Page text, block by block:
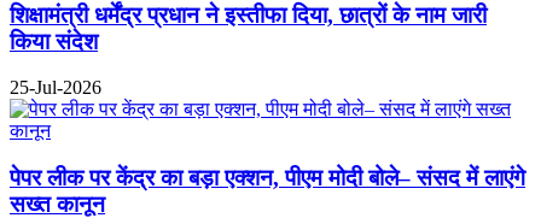
शिक्षामंत्री धर्मेंद्र प्रधान ने इस्तीफा दिया, छात्रों के नाम जारी
किया संदेश
25-Jul-2026
पेपर लीक पर केंद्र का बड़ा एक्शन, पीएम मोदी बोले– संसद में लाएंगे
सख्त कानून